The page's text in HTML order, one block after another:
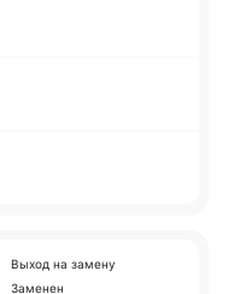
Выход на замену
Заменен